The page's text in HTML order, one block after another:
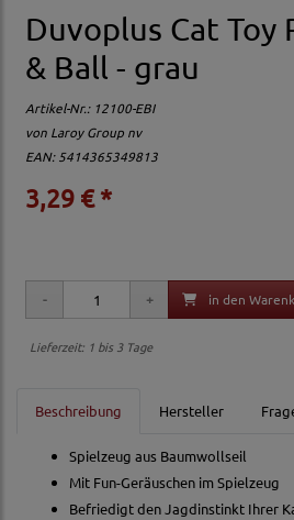
Duvoplus Cat Toy
& Ball - grau
Artikel-Nr.: 12100-EBI
von Laroy Group nv
EAN: 5414365349813
3,29 € *
in den
Lieferzeit: 1 bis 3 Tage
Beschreibung Hersteller
Spielzeug aus Baumwollseil
Mit Fun-Geräuschen im Spielzeug
Befriedigt den Jagdinstinkt Ihrer